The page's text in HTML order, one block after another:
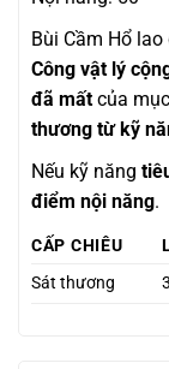
Bùi Cầm Hổ
Công vật lý
đã mất của
thương từ kỹ
Nếu kỹ năng
điểm nội năng.
CẤP CHIÊU
Sát thương